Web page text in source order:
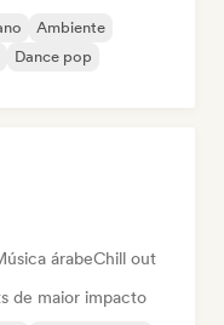
Ambiente
Dance pop
árabeChill out
de maior impacto